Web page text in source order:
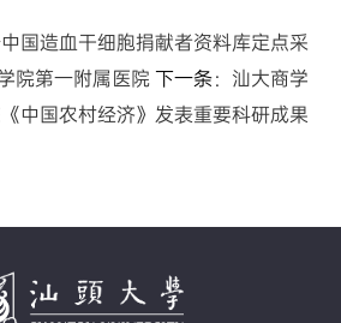
国造血干细胞捐献者资料库定点采
院第一附属医院 下一条： 汕大商学
中国农村经济》发表重要科研成果